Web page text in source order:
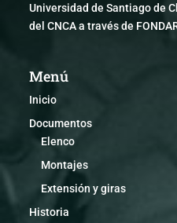
Universidad de Santiago de
del CNCA a través de
Menú
Inicio
Documentos
Elenco
Montajes
Extensión y giras
Historia